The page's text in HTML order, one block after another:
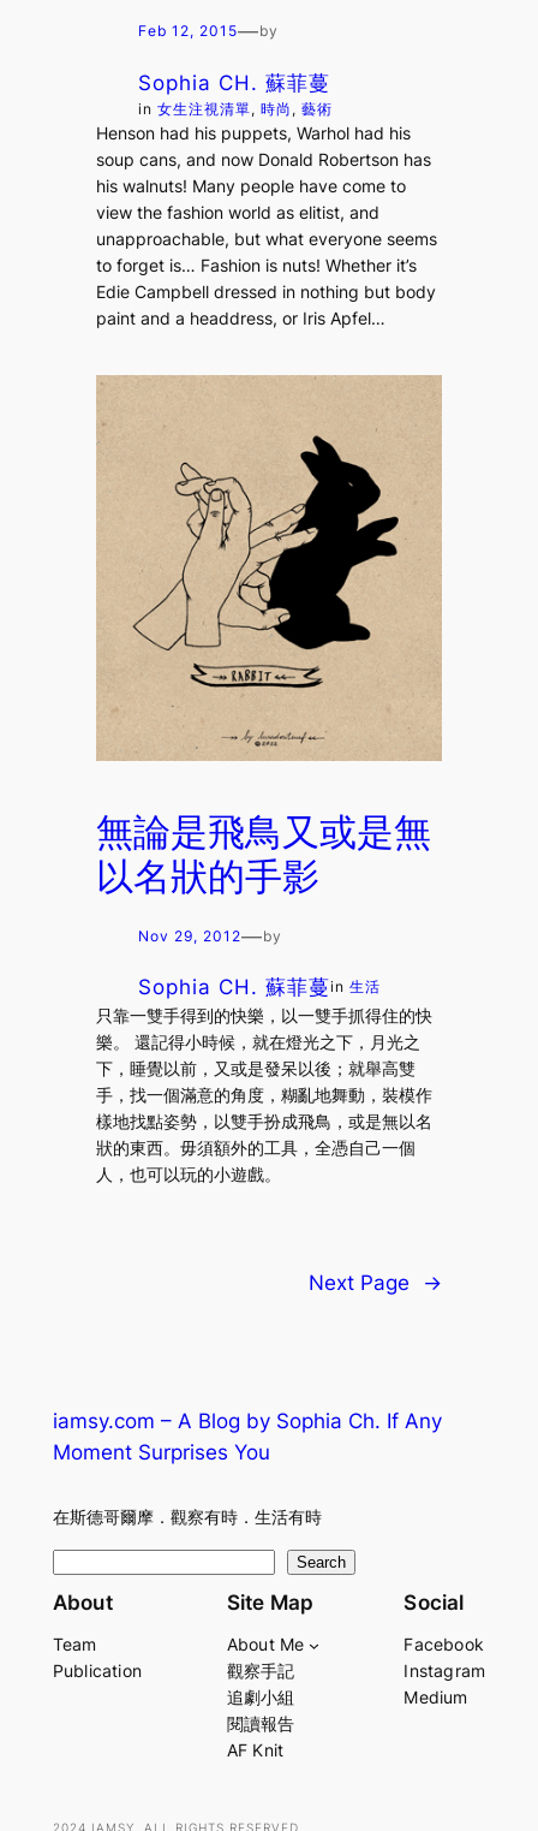
Feb 12, 2015—by
Sophia CH. 蘇菲蔓
in女生注視清單, 時尚 , 藝術
Henson had his puppets, Warhol had his
soup cans, and now Donald Robertson has
his walnuts! Many people have come to
view the fashion world as elitist, and
unapproachable, but what everyone seems
to forget is… Fashion is nuts! Whether it’s
Edie Campbell dressed in nothing but body
paint and a headdress, or Iris Apfel…
無論是飛鳥又或是無
以名狀的手影
Nov 29, 2012—by
Sophia CH. 蘇菲蔓in生活
只靠一雙手得到的快樂，以一雙手抓得住的快
樂。 還記得小時候，就在燈光之下，月光之
下，睡覺以前，又或是發呆以後；就舉高雙
手，找一個滿意的角度，糊亂地舞動，裝模作
樣地找點姿勢，以雙手扮成飛鳥，或是無以名
狀的東西。毋須額外的工具，全憑自己一個
人，也可以玩的小遊戲。
Next Page →
iamsy.com – A Blog by Sophia Ch. If Any
Moment Surprises You
在斯德哥爾摩．觀察有時．生活有時
e
r
Search
About
Team
Publication
Site Map
About Me
觀察手記
追劇小組
閱讀報告
AF Knit
Social
Facebook
Instagram
Medium
2024 IAMSY. ALL RIGHTS RESERVED.